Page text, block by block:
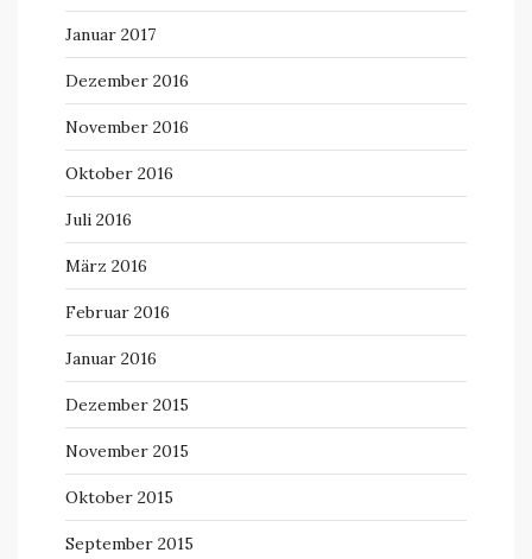
Januar 2017
Dezember 2016
November 2016
Oktober 2016
Juli 2016
März 2016
Februar 2016
Januar 2016
Dezember 2015
November 2015
Oktober 2015
September 2015